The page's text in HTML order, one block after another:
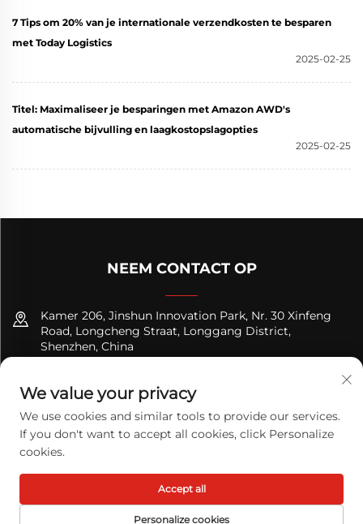
7 Tips om 20% van je internationale verzendkosten te besparen
met Today Logistics
2025-02-25
Titel: Maximaliseer je besparingen met Amazon AWD's
automatische bijvulling en laagkostopslagopties
2025-02-25
NEEM CONTACT OP
Kamer 206, Jinshun Innovation Park, Nr. 30 Xinfeng
Road, Longcheng Straat, Longgang District,
Shenzhen, China
[email protected]
Copyright © 2026 TODAY LOGISTICS LTD. Alle rechten
voorbehouden.
We value your privacy
We use cookies and similar tools to provide our services.
If you don't want to accept all cookies, click Personalize
cookies.
Personalize cookies
Accept all